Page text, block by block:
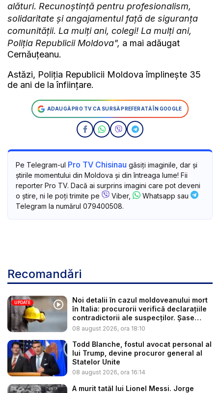
alături. Recunoștință pentru profesionalism,
solidaritate și angajamentul față de siguranța
comunității. La mulți ani, colegi! La mulți ani,
Poliția Republicii Moldova", a mai adăugat
Cernăuțeanu.
Astăzi, Poliția Republicii Moldova împlinește 35
de ani de la înființare.
ADAUGĂ PRO TV CA SURSĂ PREFERATĂ ÎN GOOGLE
Pe Telegram-ul Pro TV Chisinau găsiți imaginile, dar și
știrile momentului din Moldova și din întreaga lume! Fii
reporter Pro TV. Dacă ai surprins imagini care pot deveni
o știre, ni le poți trimite pe
Viber,
Whatsapp sau
Telegram la numărul 079400508.
Recomandări
UPDATE
Noi detalii în cazul moldoveanului mort
în Italia: procurorii verifică declarațiile
contradictorii ale suspecților. Șase
per...
08 august 2026, ora 18:10
Todd Blanche, fostul avocat personal al
lui Trump, devine procuror general al
Statelor Unite
08 august 2026, ora 16:14
A murit tatăl lui Lionel Messi. Jorge